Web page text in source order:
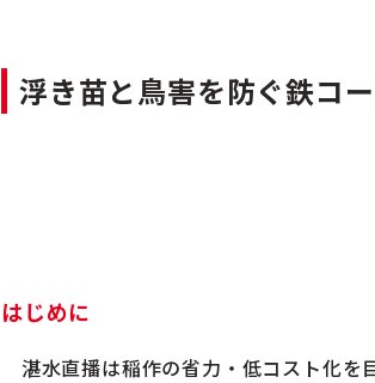
浮き苗と鳥害を防ぐ鉄コ
はじめに
湛水直播は稲作の省力・低コスト化を